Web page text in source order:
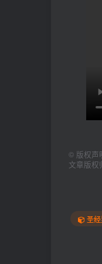
© 版权声
文章版权
圣